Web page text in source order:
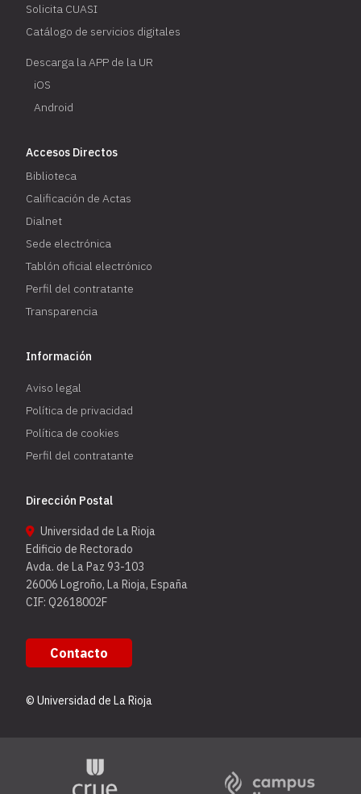
Solicita CUASI
Catálogo de servicios digitales
Descarga la APP de la UR
iOS
Android
Accesos Directos
Biblioteca
Calificación de Actas
Dialnet
Sede electrónica
Tablón oficial electrónico
Perfil del contratante
Transparencia
Información
Aviso legal
Política de privacidad
Política de cookies
Perfil del contratante
Dirección Postal
Universidad de La Rioja
Edificio de Rectorado
Avda. de La Paz 93-103
26006 Logroño, La Rioja, España
CIF: Q2618002F
Contacto
© Universidad de La Rioja